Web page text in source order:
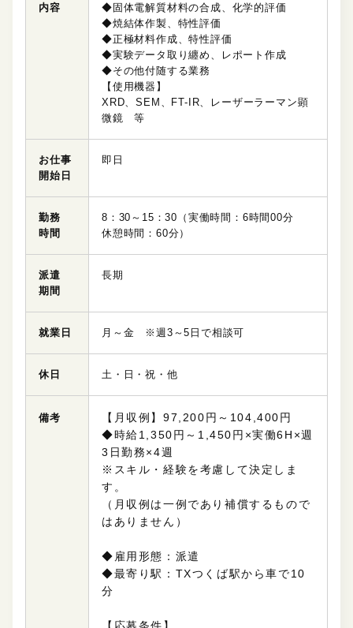
内容
◆固体電解質材料の合成、化学的評価
◆焼結体作製、特性評価
◆正極材料作成、特性評価
◆実験データ取り纏め、レポート作成
◆その他付随する業務
【使用機器】
XRD、SEM、FT-IR、レーザーラーマン顕
微鏡 等
お仕事
開始日
即日
勤務
時間
8：30～15：30（実働時間：6時間00分
休憩時間：60分）
派遣
期間
長期
就業日 月～金 ※週3～5日で相談可
休日 土・日・祝・他
備考
【月収例】97,200円～104,400円
◆時給1,350円～1,450円×実働6H×週
3日勤務×4週
※スキル・経験を考慮して決定しま
す。
（月収例は一例であり補償するもので
はありません）
◆雇用形態：派遣
◆最寄り駅：TXつくば駅から車で10
分
【応募条件】